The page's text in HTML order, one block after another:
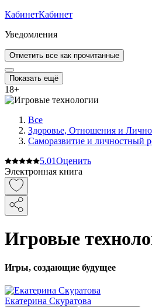
КабинетКабинет
Уведомления
Отметить все как прочитанные
Показать ещё
18+
Все
Здоровье, Отношения и
Саморазвитие и личностный
5.01Оценить
Электронная книга
Игровые
Игры, создающие будущее
Екатерина Скуратова